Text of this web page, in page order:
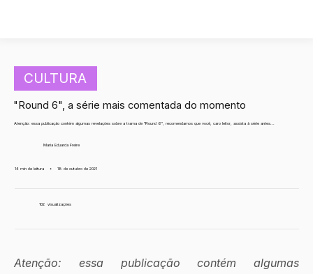
CULTURA
"Round 6", a série mais comentada do momento
Atenção: essa publicação contém algumas revelações sobre a trama de "Round 6", recomendamos que você, caro leitor, assista à série antes...
Maria Eduarda Freire
14 min de leitura • 18 de outubro de 2021
102 visualizações
Atenção: essa publicação contém algumas